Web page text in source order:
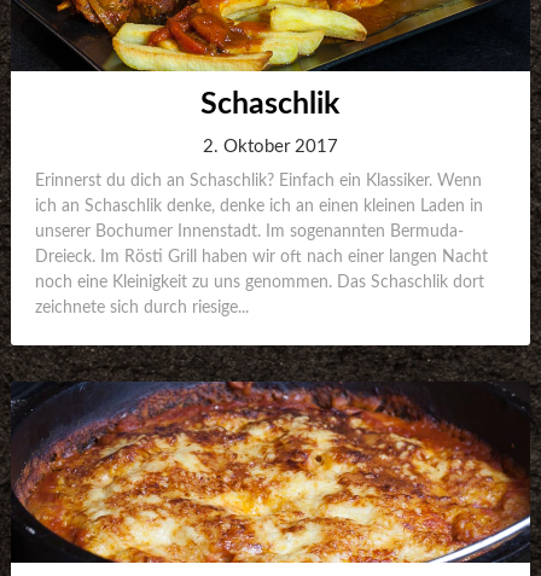
Schaschlik
2. Oktober 2017
Erinnerst du dich an Schaschlik? Einfach ein Klassiker. Wenn
ich an Schaschlik denke, denke ich an einen kleinen Laden in
unserer Bochumer Innenstadt. Im sogenannten Bermuda-
Dreieck. Im Rösti Grill haben wir oft nach einer langen Nacht
noch eine Kleinigkeit zu uns genommen. Das Schaschlik dort
zeichnete sich durch riesige...